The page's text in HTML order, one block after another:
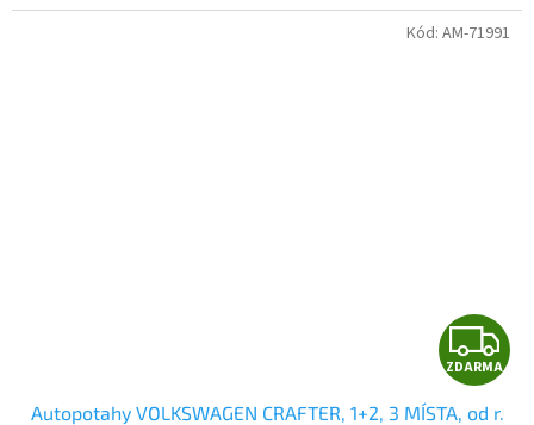
Z
D
ZDARMA
Autopotahy VOLKSWAGEN CRAFTER, 1+2, 3 MÍSTA, od r.
Kód: AM-71991